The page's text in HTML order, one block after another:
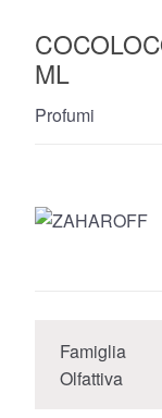
ML
Profumi
Famiglia
Olfattiva